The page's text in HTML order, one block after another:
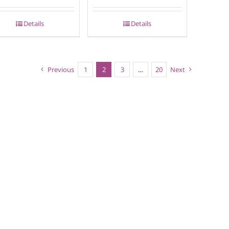
Details Details
Previous 1 2 3 … 20 Next